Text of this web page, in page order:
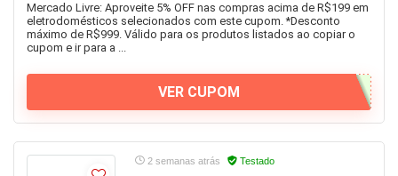
Mercado Livre: Aproveite 5% OFF nas compras acima de R$199 em
eletrodomésticos selecionados com este cupom. *Desconto
máximo de R$999. Válido para os produtos listados ao copiar o
cupom e ir para a ...
VER CUPOM
2 semanas atrás Testado